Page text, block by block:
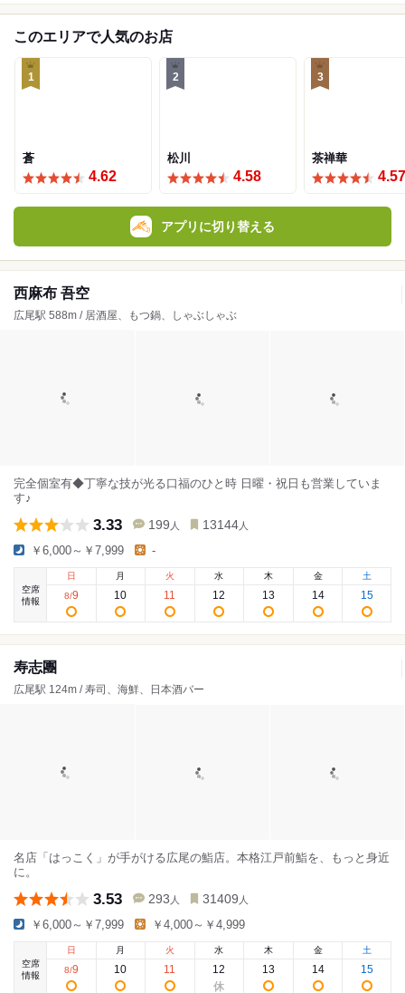
このエリアで人気のお店
1
蒼
4.62
2
松川
4.58
3
茶禅華
4.57
アプリに切り替える
西麻布 吾空
広尾駅 588m / 居酒屋、もつ鍋、しゃぶしゃぶ
完全個室有◆丁寧な技が光る口福のひと時 日曜・祝日も営業していま
す♪
3.33 199 人 13144 人
￥6,000～￥7,999 -
空席
情報
日
8/9
月
10
火
11
水
12
木
13
金
14
土
15
寿志團
広尾駅 124m / 寿司、海鮮、日本酒バー
名店「はっこく」が手がける広尾の鮨店。本格江戸前鮨を、もっと身近
に。
3.53 293 人 31409 人
￥6,000～￥7,999 ￥4,000～￥4,999
空席
情報
日
8/9
月
10
火
11
水
12
木
13
金
14
土
15